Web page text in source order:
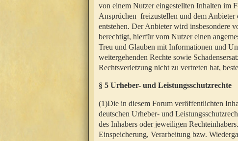
von einem Nutzer eingestellten Inhalten im
Ansprüchen freizustellen und dem Anbieter
entstehen. Der Anbieter wird insbesondere
berechtigt, hierfür vom Nutzer einen
Treu und Glauben mit Informationen und
weitergehenden Rechte sowie
Rechtsverletzung nicht zu vertreten hat,
§ 5 Urheber- und Leistungsschutzrechte
(1)Die in diesem Forum veröffentlichten
deutschen Urheber- und
des Inhabers oder jeweiligen
Einspeicherung, Verarbeitung bzw.